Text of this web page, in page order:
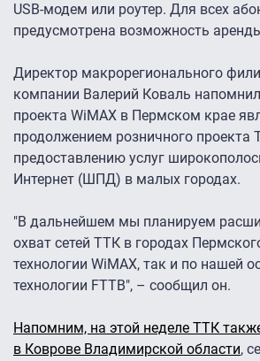
USB-модем или роутер. Для всех
предусмотрена возможность
Директор макрорегионального
компании Валерий Коваль
проекта WiMAX в Пермском крае
продолжением розничного проекта
предоставлению услуг
Интернет (ШПД) в малых городах.
"В дальнейшем мы планируем
охват сетей ТТК в городах
технологии WiMAX, так и по нашей
технологии FTTB", – сообщил он.
Напомним, на этой неделе ТТК
в Коврове Владимирской области,